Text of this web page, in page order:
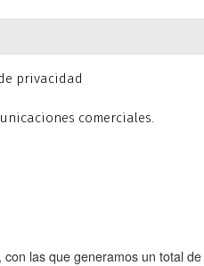
privacidad
comerciales.
con las que generamos un total de